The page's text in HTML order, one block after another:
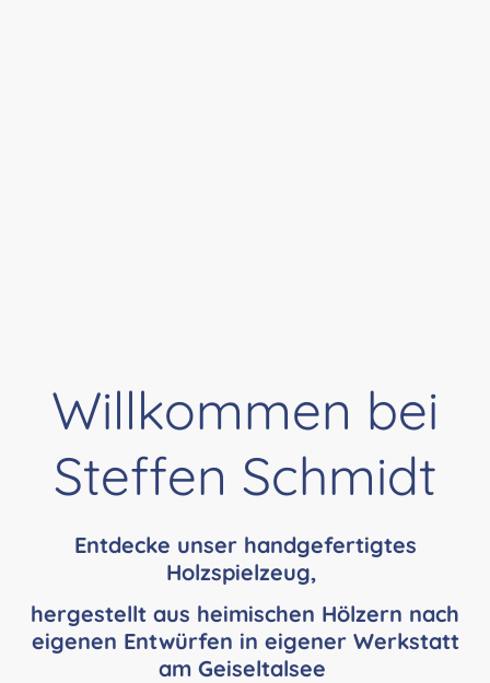
Willkommen bei
Steffen Schmidt
Entdecke unser handgefertigtes
Holzspielzeug,
hergestellt aus heimischen Hölzern nach
eigenen Entwürfen in eigener Werkstatt
am Geiseltalsee